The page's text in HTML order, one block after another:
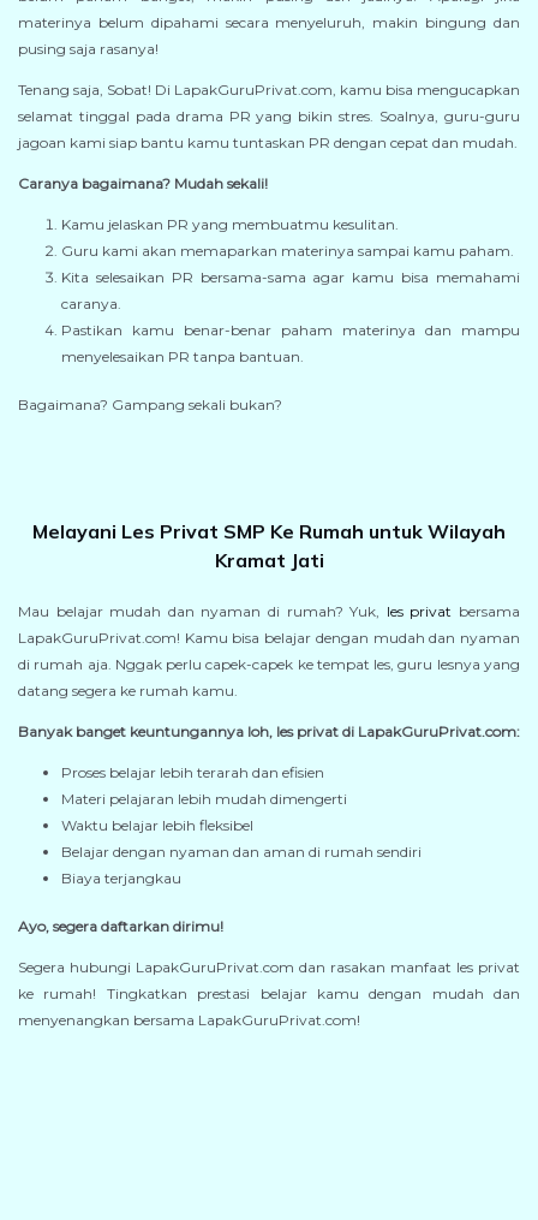
materinya belum dipahami secara menyeluruh, makin bingung dan
pusing saja rasanya!
Tenang saja, Sobat! Di LapakGuruPrivat.com, kamu bisa mengucapkan
selamat tinggal pada drama PR yang bikin stres. Soalnya, guru-guru
jagoan kami siap bantu kamu tuntaskan PR dengan cepat dan mudah.
Caranya bagaimana? Mudah sekali!
Kamu jelaskan PR yang membuatmu kesulitan.
Guru kami akan memaparkan materinya sampai kamu paham.
Kita selesaikan PR bersama-sama agar kamu bisa memahami
caranya.
Pastikan kamu benar-benar paham materinya dan mampu
menyelesaikan PR tanpa bantuan.
Bagaimana? Gampang sekali bukan?
Melayani Les Privat SMP Ke Rumah untuk Wilayah
Kramat Jati
Mau belajar mudah dan nyaman di rumah? Yuk, les privat bersama
LapakGuruPrivat.com! Kamu bisa belajar dengan mudah dan nyaman
di rumah aja. Nggak perlu capek-capek ke tempat les, guru lesnya yang
datang segera ke rumah kamu.
Banyak banget keuntungannya loh, les privat di LapakGuruPrivat.com:
Proses belajar lebih terarah dan efisien
Materi pelajaran lebih mudah dimengerti
Waktu belajar lebih fleksibel
Belajar dengan nyaman dan aman di rumah sendiri
Biaya terjangkau
Ayo, segera daftarkan dirimu!
Segera hubungi LapakGuruPrivat.com dan rasakan manfaat les privat
ke rumah! Tingkatkan prestasi belajar kamu dengan mudah dan
menyenangkan bersama LapakGuruPrivat.com!